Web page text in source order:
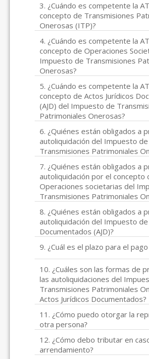
3. ¿Cuándo es competente la
concepto de Transmisiones
Onerosas (ITP)?
4. ¿Cuándo es competente la
concepto de Operaciones
Impuesto de Transmisiones
Onerosas?
5. ¿Cuándo es competente la
concepto de Actos Jurídicos
(AJD) del Impuesto de
Patrimoniales Onerosas?
6. ¿Quiénes están obligados a
autoliquidación del Impuesto de
Transmisiones Patrimoniales
7. ¿Quiénes están obligados a
autoliquidación por el concepto
Operaciones societarias del
Transmisiones Patrimoniales
8. ¿Quiénes están obligados a
autoliquidación del Impuesto de
Documentados (AJD)?
9. ¿Cuál es el plazo para el
10. ¿Cuáles son las formas de
las autoliquidaciones del
Transmisiones Patrimoniales
Actos Jurídicos Documentados?
11. ¿Cómo puedo otorgar la
otra persona?
12. ¿Cómo debo tributar en
arrendamiento?